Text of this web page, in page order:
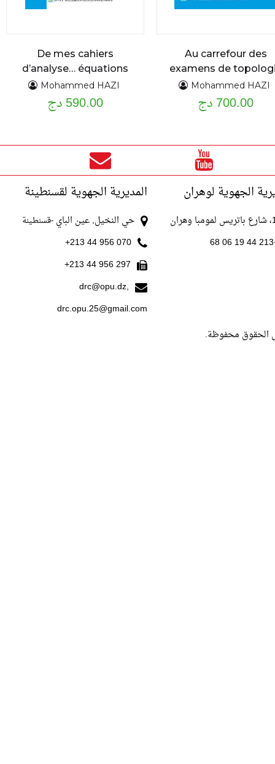
Au carrefour des
examens de
problèmes et
exercices résolus
Mohammed HAZI
700.00 دج
De mes cahiers
d’analyse… équations
différentielles
ordinaires du premier
et second ordre :
applications cours
détaillé et exercices
résolus
Mohammed HAZI
590.00 دج
الجهوية لوهران المديرية الجهوية لقسنطينة
حي النخيل, عين الباي -قسنطينة
070 956 44 213+
297 956 44 213+
drc@opu.dz,
drc.opu.25@gmail.com
الحقوق محفوظة.